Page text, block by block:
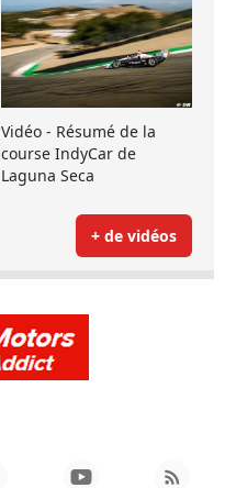
Vidéo - Résumé de la
course IndyCar de
Laguna Seca
+ de vidéos